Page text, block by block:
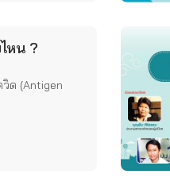
หน ?
ด (Antigen